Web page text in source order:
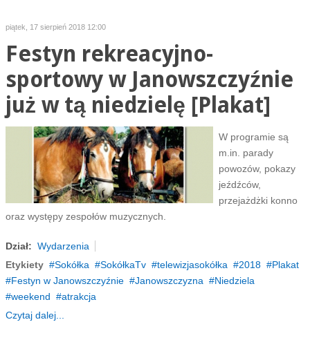
piątek, 17 sierpień 2018 12:00
Festyn rekreacyjno-
sportowy w Janowszczyźnie
już w tą niedzielę [Plakat]
W programie są
m.in. parady
powozów, pokazy
jeźdźców,
przejażdżki konno
oraz występy zespołów muzycznych.
Dział: Wydarzenia
Etykiety
Sokółka SokółkaTv telewizjasokółka 2018
Plakat
Festyn w Janowszczyźnie
Janowszczyzna
Niedziela
weekend
atrakcja
Czytaj dalej...